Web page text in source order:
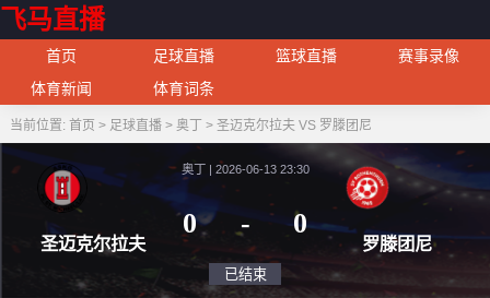
飞马直播
首页 足球直播 篮球直播
赛事录像
体育新闻
体育词条
当前位置: 首页 > 足球直播> 奥丁 > 圣迈克尔拉夫 VS 罗滕团尼
奥丁 | 2026-06-13 23:30
0